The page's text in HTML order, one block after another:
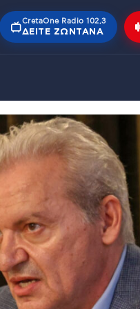
CretaOne Radio 102,3
ΔΕΊΤΕ ΖΩΝΤΑΝΆ